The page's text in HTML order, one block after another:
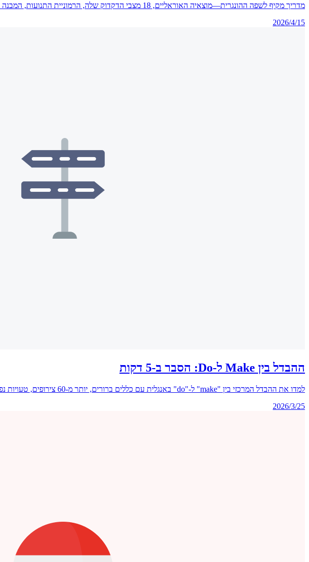
מדריך מקיף לשפה ההונגרית—מוצאיה האוראליים, 18 מצבי הדקדוק שלה, הרמוניית התנועות, המבנה האגלוטינטיבי, המסורת הספרותית העשירה וטיפים מעשיים ללומדים ולמתרגמים.
2026/4/15
ההבדל בין Make ל-Do: הסבר ב-5 דקות
למדו את ההבדל המרכזי בין "make" ל-"do" באנגלית עם כללים ברורים, יותר מ-60 צירופים, טעויות נפוצות וטבלת עזר מהירה שתעזור לכם לבחור את הפועל הנכון בכל פעם.
2026/3/25